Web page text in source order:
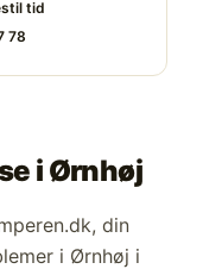
tid
78
i Ørnhøj
din
i Ørnhøj i